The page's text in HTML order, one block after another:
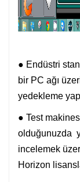
● Endüstri
bir PC ağı
yedekleme
● Test
olduğunuzda
incelemek
Horizon